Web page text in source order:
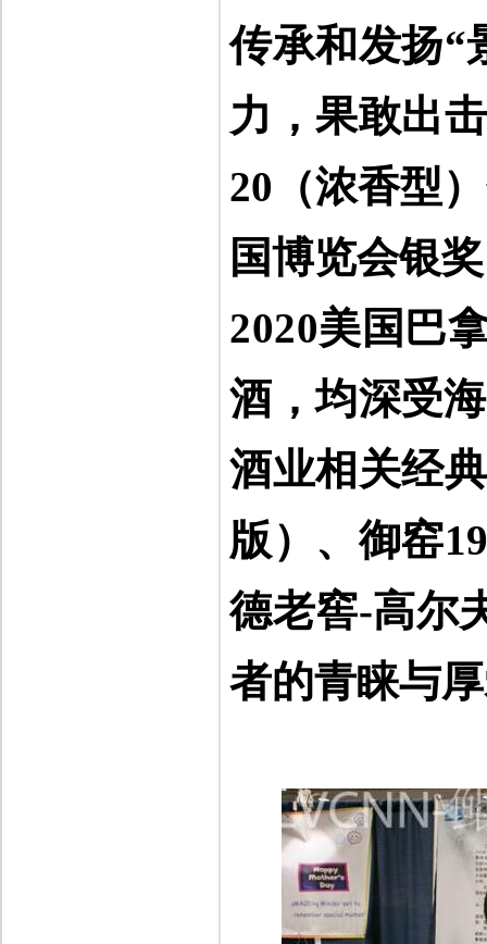
传承和发扬“
力，果敢出
20 （浓香型）
国博览会银
2020美国巴
酒，均深受
酒业相关经
版）、御窑
德老窖-高尔
者的青睐与